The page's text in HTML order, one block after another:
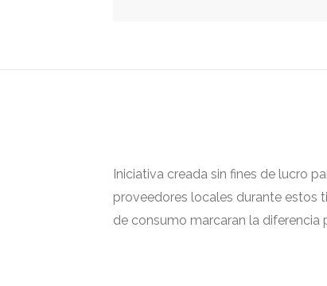
Iniciativa creada sin fines de lucro
proveedores locales durante estos
de consumo marcaran la diferencia